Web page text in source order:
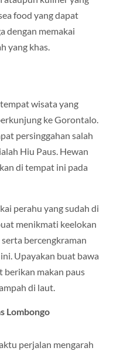
food yang dapat
dengan memakai
yang khas.
wisata yang
ke Gorontalo.
persinggahan salah
Hiu Paus. Hewan
di tempat ini pada
perahu yang sudah di
menikmati keelokan
bercengkraman
Upayakan buat bawa
berikan makan paus
di laut.
Lombongo
perjalan mengarah